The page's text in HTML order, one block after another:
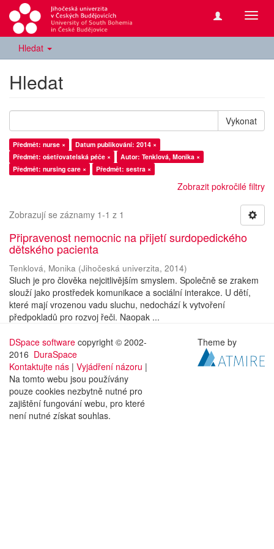
Hledat
Hledat
Vykonat
Předmět: nurse ×
Datum publikování: 2014 ×
Předmět: ošetřovatelská péče ×
Autor: Tenklová, Monika ×
Předmět: nursing care ×
Předmět: sestra ×
Zobrazit pokročilé filtry
Zobrazují se záznamy 1-1 z 1
Připravenost nemocnic na přijetí surdopedického
dětského pacienta
Tenklová, Monika (Jihočeská univerzita, 2014)
Sluch je pro člověka nejcitlivějším smyslem. Společně se zrakem
slouží jako prostředek komunikace a sociální interakce. U dětí,
které mají vrozenou vadu sluchu, nedochází k vytvoření
předpokladů pro rozvoj řeči. Naopak ...
DSpace software copyright © 2002-
2016 DuraSpace
Kontaktujte nás | Vyjádření názoru |
Na tomto webu jsou používány
pouze cookies nezbytně nutné pro
zajištění fungování webu, pro které
není nutné získat souhlas.
Theme by